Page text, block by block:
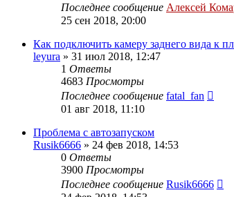
Последнее сообщение Алексей
25 сен 2018, 20:00
Как подключить камеру заднего вида к
leyura » 31 июл 2018, 12:47
1 Ответы
4683 Просмотры
Последнее сообщение fatal_fan
01 авг 2018, 11:10
Проблема с автозапуском
Rusik6666 » 24 фев 2018, 14:53
0 Ответы
3900 Просмотры
Последнее сообщение Rusik6666